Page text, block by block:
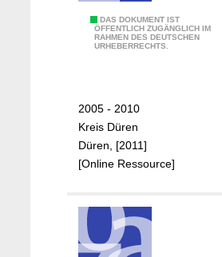
d
e
r
a
r
u
-
DAS DOKUMENT IST
ÖFFENTLICH ZUGÄNGLICH IM
RAHMEN DES DEUTSCHEN
URHEBERRECHTS.
e
M
i
g
a
i
2005 - 2010
Kreis Düren
Düren, [2011]
[Online Ressource]